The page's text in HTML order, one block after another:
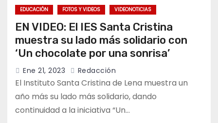
EDUCACIÓN FOTOS Y VIDEOS VIDEONOTICIAS
EN VIDEO: El IES Santa Cristina
muestra su lado más solidario con
‘Un chocolate por una sonrisa’
Ene 21, 2023 Redacción
El Instituto Santa Cristina de Lena muestra un
año más su lado más solidario, dando
continuidad a la iniciativa “Un…